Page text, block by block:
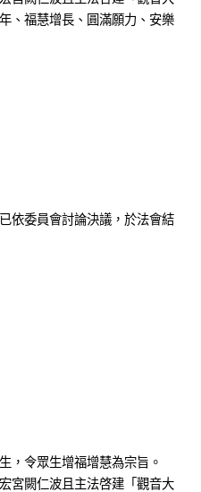
、福慧增長、圓滿願力、安樂
依委員會討論決議，於法會結
，令眾生增福增慧為宗旨。
宮闕仁波且主法啓建「觀音大